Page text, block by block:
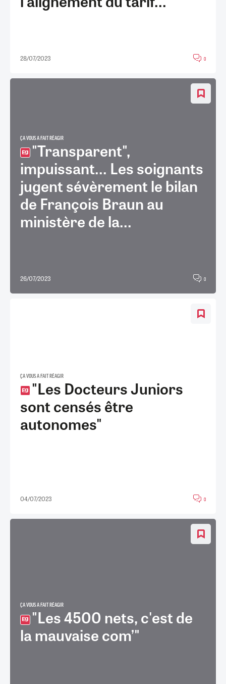
28/07/2023 0
ÇA VOUS A FAIT RÉAGIR
"Transparent",
impuissant... Les soignants
jugent sévèrement le bilan
de François Braun au
ministère de la...
26/07/2023 0
ÇA VOUS A FAIT RÉAGIR
"Les Docteurs Juniors
sont censés être
autonomes"
04/07/2023 0
ÇA VOUS A FAIT RÉAGIR
"Les 4500 nets, c'est de
la mauvaise com’"